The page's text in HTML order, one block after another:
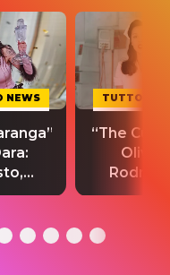
NEWS
e
TUTTO
“The
Olivia
testo,